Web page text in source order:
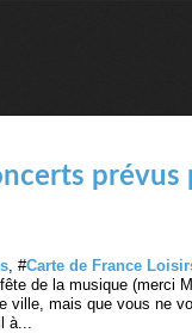
prévus
, #Carte de France
de la musique (merci
ville, mais que vous ne
à...